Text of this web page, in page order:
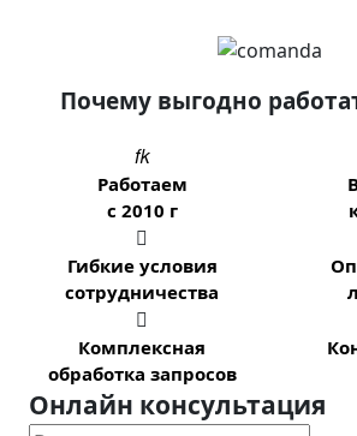
Почему выгодно

Работаем
с 2010 г

Гибкие условия
сотрудничества

Комплексная
обработка запросов
Онлайн консультация